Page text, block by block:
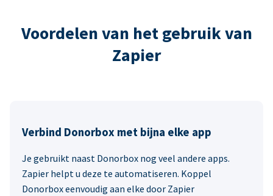
Voordelen van het gebruik van
Zapier
Verbind Donorbox met bijna elke app
Je gebruikt naast Donorbox nog veel andere apps.
Zapier helpt u deze te automatiseren. Koppel
Donorbox eenvoudig aan elke door Zapier